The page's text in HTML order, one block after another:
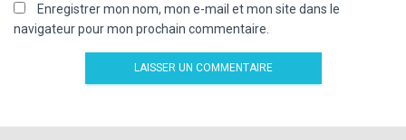
Enregistrer mon nom, mon e-mail et mon site dans le
navigateur pour mon prochain commentaire.